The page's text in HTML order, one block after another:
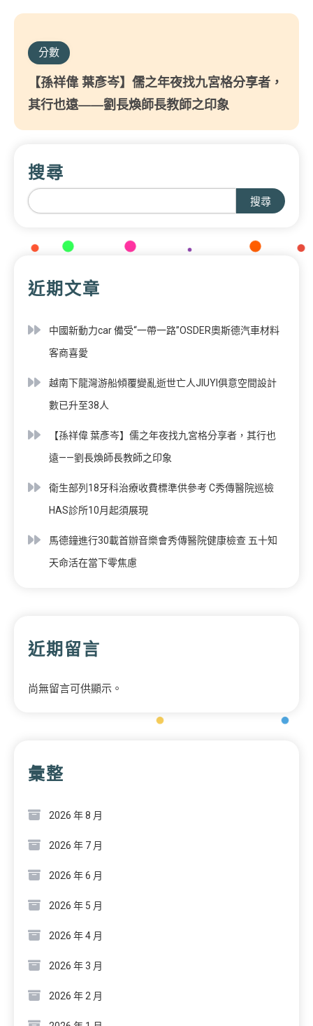
分數
【孫祥偉 葉彥岑】儒之年夜找九宮格分享者，
其行也遠——劉長煥師長教師之印象
搜尋
搜尋
近期文章
中國新動力car 備受“一帶一路”OSDER奧斯德汽車材料
客商喜愛
越南下龍灣游船傾覆變亂逝世亡人JIUYI俱意空間設計
數已升至38人
【孫祥偉 葉彥岑】儒之年夜找九宮格分享者，其行也
遠——劉長煥師長教師之印象
衛生部列18牙科治療收費標準供參考 C秀傳醫院巡檢
HAS診所10月起須展現
馬德鐘進行30載首辦音樂會秀傳醫院健康檢查 五十知
天命活在當下零焦慮
近期留言
尚無留言可供顯示。
彙整
2026 年 8 月
2026 年 7 月
2026 年 6 月
2026 年 5 月
2026 年 4 月
2026 年 3 月
2026 年 2 月